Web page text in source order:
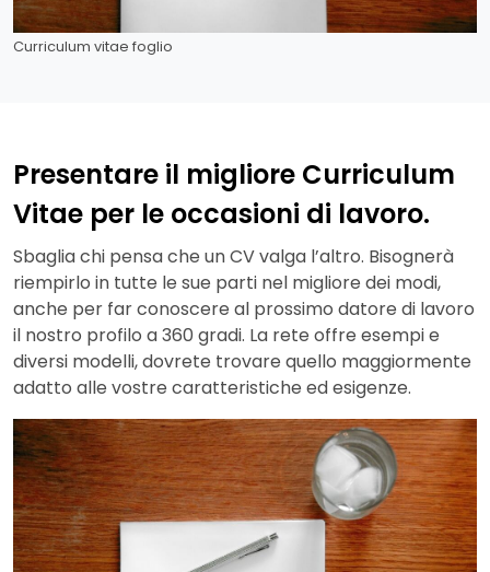
Curriculum vitae foglio
Presentare il migliore Curriculum
Vitae per le occasioni di lavoro.
Sbaglia chi pensa che un CV valga l’altro. Bisognerà
riempirlo in tutte le sue parti nel migliore dei modi,
anche per far conoscere al prossimo datore di lavoro
il nostro profilo a 360 gradi. La rete offre esempi e
diversi modelli, dovrete trovare quello maggiormente
adatto alle vostre caratteristiche ed esigenze.